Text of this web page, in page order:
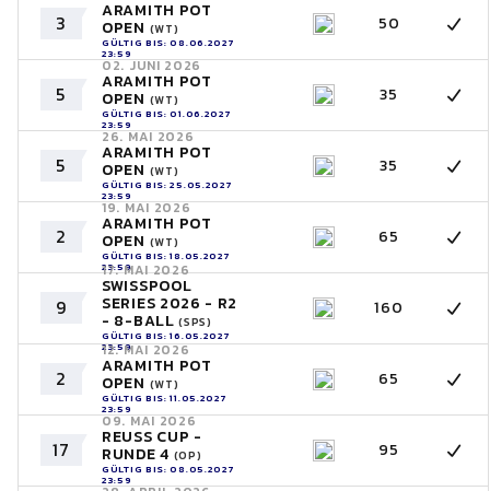
3 ARAMITH POT
OPEN (WT)
GÜLTIG BIS: 08.06.2027
23:59
50
5
02. JUNI 2026
ARAMITH POT
OPEN (WT)
GÜLTIG BIS: 01.06.2027
23:59
35
5
26. MAI 2026
ARAMITH POT
OPEN (WT)
GÜLTIG BIS: 25.05.2027
23:59
35
2
19. MAI 2026
ARAMITH POT
OPEN (WT)
GÜLTIG BIS: 18.05.2027
23:59
65
9
17. MAI 2026
SWISSPOOL
SERIES 2026 - R2
- 8-BALL(SPS)
GÜLTIG BIS: 16.05.2027
23:59
160
2
12. MAI 2026
ARAMITH POT
OPEN (WT)
GÜLTIG BIS: 11.05.2027
23:59
65
17
09. MAI 2026
REUSS CUP -
RUNDE 4 (OP)
GÜLTIG BIS: 08.05.2027
23:59
95